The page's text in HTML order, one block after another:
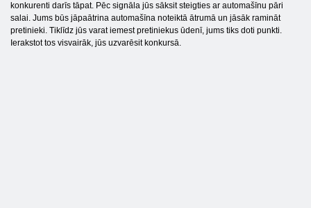
konkurenti darīs tāpat. Pēc signāla jūs sāksit steigties ar automašīnu pāri
salai. Jums būs jāpaātrina automašīna noteiktā ātrumā un jāsāk ramināt
pretinieki. Tiklīdz jūs varat iemest pretiniekus ūdenī, jums tiks doti punkti.
Ierakstot tos visvairāk, jūs uzvarēsit konkursā.